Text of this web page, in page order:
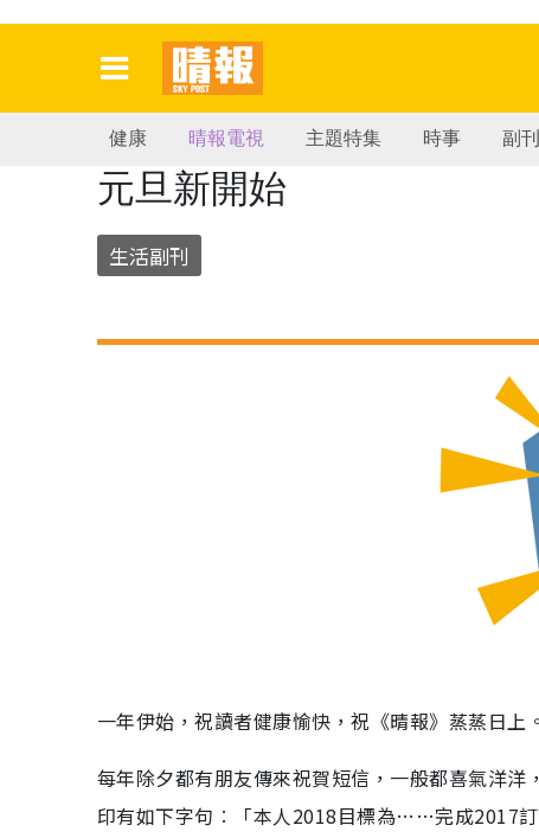
健康 晴報電視 主題特集 時事 副刊
元旦新開始
生活副刊
一年伊始，祝讀者健康愉快，祝《晴報》蒸蒸日上。
每年除夕都有朋友傳來祝賀短信，一般都喜氣洋
印有如下字句︰「本人2018目標為……完成2017